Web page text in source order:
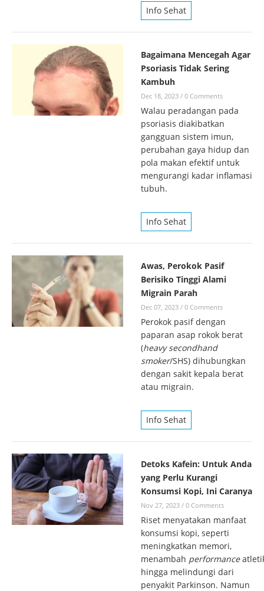
Info Sehat
Bagaimana Mencegah Agar
Psoriasis Tidak Sering
Kambuh
Dec 18, 2023 / 0 Comments
Walau peradangan pada
psoriasis diakibatkan
gangguan sistem imun,
perubahan gaya hidup dan
pola makan efektif untuk
mengurangi kadar inflamasi
tubuh.
Info Sehat
Awas, Perokok Pasif
Berisiko Tinggi Alami
Migrain Parah
Dec 07, 2023 / 0 Comments
Perokok pasif dengan
paparan asap rokok berat
(heavy secondhand
smoker/SHS) dihubungkan
dengan sakit kepala berat
atau migrain.
Info Sehat
Detoks Kafein: Untuk Anda
yang Perlu Kurangi
Konsumsi Kopi, Ini Caranya
Nov 27, 2023 / 0 Comments
Riset menyatakan manfaat
konsumsi kopi, seperti
meningkatkan memori,
menambah performance
hingga melindungi dari
penyakit Parkinson. Namun